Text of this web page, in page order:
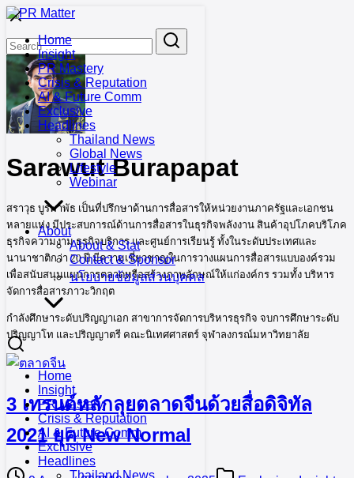
Skip
contentHome
Insight
PR Mastery
Crisis & Reputation
AI & Future Comm
Exclusive
Headlines
Thailand News
Global News
Lifestyle
Webinar
About
About & Stat
Contact & Sponsor
นโยบายข้อมูลส่วนบุคคล
Home
Insight
PR Mastery
Crisis & Reputation
AI & Future Comm
Exclusive
Headlines
Thailand News
Search
for:
Sarawut Burapapat
สราวุ​ธ บูรพาพัธ เป็นที่ปรึกษาด้านการสื่อสารให้หน่วยงานภาครัฐและเอกชน
หลายแห่ง มีประสบการณ์ด้านการสื่อสารในธุรกิจพลังงาน สินค้าอุปโภคบริโภค
ธุรกิจความงาม ธุรกิจบริการ และศูนย์การเรียนรู้ ทั้งในระดับประเทศและ
นานาชาติกว่า 20 ปี มีความเชี่ยวชาญในการวางแผนการสื่อสารแบบองค์รวม
เพื่อสนับสนุนแผนการตลาดหรือสร้างภาพลักษณ์ให้แก่องค์กร รวมทั้ง บริหาร
จัดการสื่อสารภาวะวิกฤต
กำลังศึกษาระดับปริญญาเอก สาขาการจัดการบริหารธุรกิจ จบการศึกษาระดับ
ปริญญาโท และปริญญาตรี คณะนิเทศศาสตร์ จุฬาลงกรณ์มหาวิทยาลัย
3 เทรนด์หลักลุยตลาดจีนด้วยสื่อดิจิทัล
2021 ยุค New Normal